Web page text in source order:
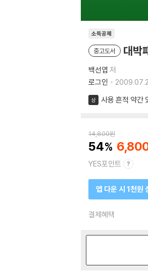
소득공제
중고도서 대박
백선엽 저
로그인
상 사용 흔적 약간
14,800원
54
YES포인트
앱 다운 시 1천원
결제혜택